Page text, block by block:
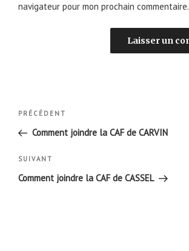
navigateur pour mon prochain commentaire.
Navigation
l’article
Article
précédent
PRÉCÉDENT
Comment joindre la CAF de CARVIN
Article
suivant
SUIVANT
Comment joindre la CAF de CASSEL